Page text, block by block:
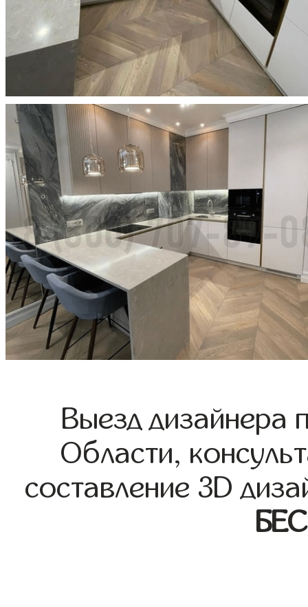
Выезд дизайнера
Области,
составление 3D